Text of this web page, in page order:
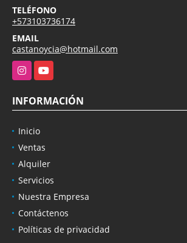
TELÉFONO
+573103736174
EMAIL
castanoycia@hotmail.com
InstagramYouTube
INFORMACIÓN
Inicio
Ventas
Alquiler
Servicios
Nuestra Empresa
Contáctenos
Políticas de privacidad